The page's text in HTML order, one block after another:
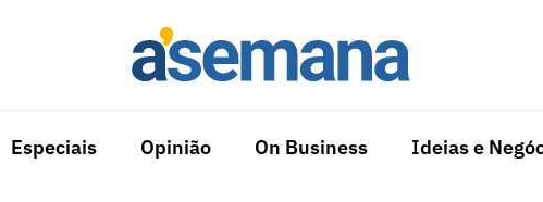
Especiais Opinião On Business Ideias e